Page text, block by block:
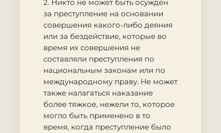
2. Никто не может быть осужден
за преступление на основании
совершения какого-либо деяния
или за бездействие, которые во
время их совершения не
составляли преступления по
национальным законам или по
международному праву. Не может
также налагаться наказание
более тяжкое, нежели то, которое
могло быть применено в то
время, когда преступление было